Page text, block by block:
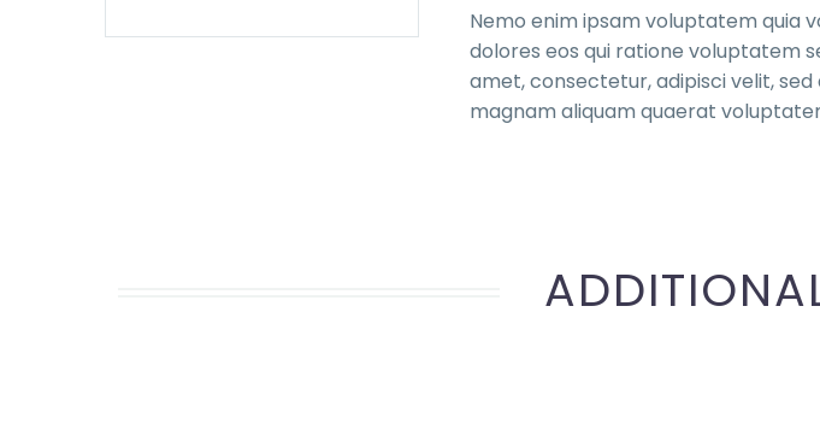
Nemo enim ipsam voluptatem quia
dolores eos qui ratione voluptatem
amet, consectetur, adipisci velit,
magnam aliquam quaerat